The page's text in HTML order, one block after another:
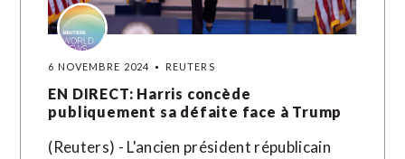
6 NOVEMBRE 2024 REUTERS
EN DIRECT: Harris concède
publiquement sa défaite face à Trump
(Reuters) - L'ancien président républicain